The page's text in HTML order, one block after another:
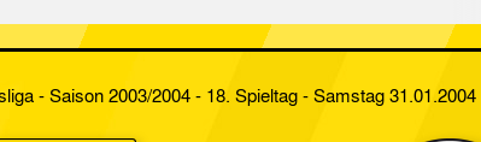
- Saison 2003/2004 - 18. Spieltag- Samstag